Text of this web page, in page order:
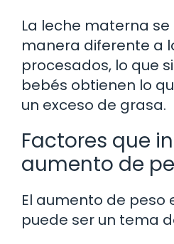
La leche materna
manera diferente a
procesados, lo que
bebés obtienen lo
un exceso de grasa.
Factores que
aumento de
El aumento de peso
puede ser un tema